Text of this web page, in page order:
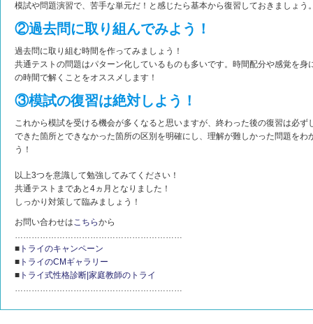
模試や問題演習で、苦手な単元だ！と感じたら基本から復習しておきましょう
②過去問に取り組んでみよう！
過去問に取り組む時間を作ってみましょう！
共通テストの問題はパターン化しているものも多いです。時間配分や感覚を
の時間で解くことをオススメします！
③模試の復習は絶対しよう！
これから模試を受ける機会が多くなると思いますが、終わった後の復習は必ず
できた箇所とできなかった箇所の区別を明確にし、理解が難しかった問題を
う！
以上3つを意識して勉強してみてください！
共通テストまであと4ヵ月となりました！
しっかり対策して臨みましょう！
お問い合わせはこちらから
……………………………………………………
■ トライのキャンペーン
■ トライのCMギャラリー
■ トライ式性格診断|家庭教師のトライ
……………………………………………………